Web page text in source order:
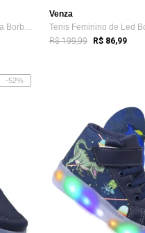
Tenis Feminino de Led Botinha Borboleta ...
Venza
R$ 199,99 R$ 86,99
-52%